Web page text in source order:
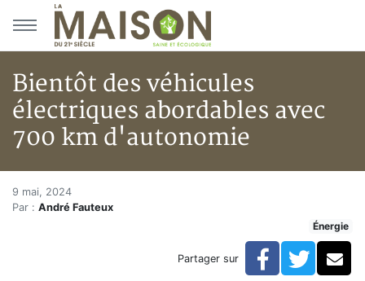
Aller au menu principal
Aller au contenu principal
Bientôt des véhicules
électriques abordables avec
700 km d'autonomie
Accueil
Articles
Bientôt des véhicules électriques abordables avec
Bientôt des véhicules
9 mai, 2024
Par : André Fauteux
Énergie
Partager sur Facebook